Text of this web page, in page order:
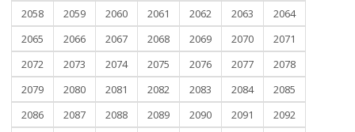
2058
2059 2060 2061 2062 2063
2064
2065
2066 2067 2068 2069 2070
2071
2072
2073 2074 2075 2076 2077
2078
2079
2080 2081 2082 2083 2084
2085
2086
2087 2088 2089 2090 2091
2092